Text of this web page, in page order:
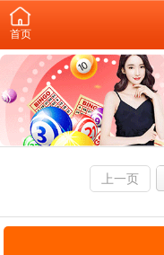
首页
上一页